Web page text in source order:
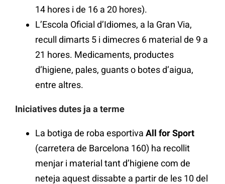
14 hores i de 16 a 20 hores).
L’Escola Oficial d’Idiomes, a la Gran Via,
recull dimarts 5 i dimecres 6 material de 9 a
21 hores. Medicaments, productes
d’higiene, pales, guants o botes d’aigua,
entre altres.
Iniciatives dutes ja a terme
La botiga de roba esportiva All for Sport
(carretera de Barcelona 160) ha recollit
menjar i material tant d’higiene com de
neteja aquest dissabte a partir de les 10 del